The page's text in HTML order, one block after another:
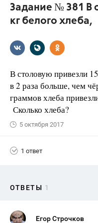
Задание № 381 В
кг белого хлеба,
В столовую привезли
в 2 раза больше, чем
граммов хлеба
Сколько хлеба?
5 октября 2017
1 ответ
ОТВЕТЫ 1
Егор Строчков